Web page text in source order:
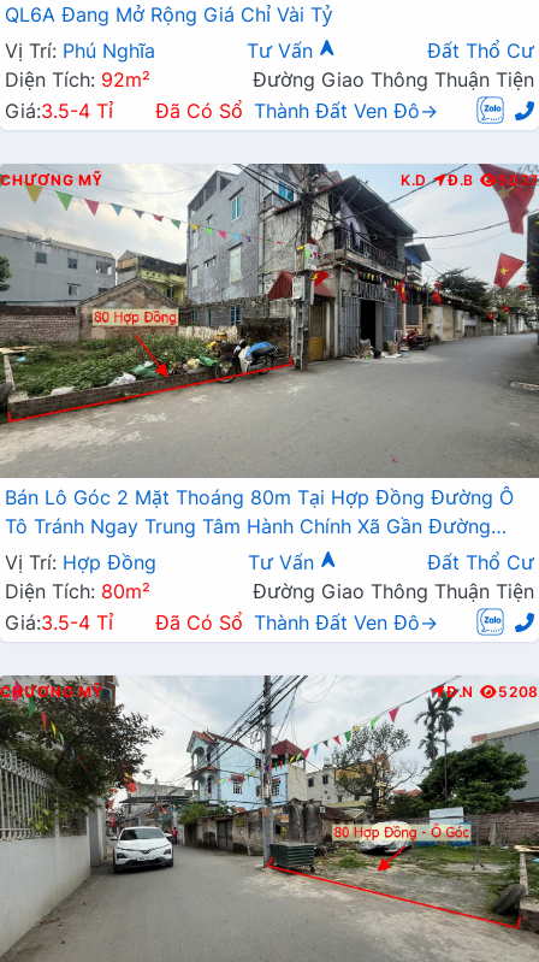
QL6A Đang Mở Rộng Giá Chỉ Vài Tỷ
Vị Trí: Phú Nghĩa Tư Vấn
Đất Thổ Cư
Diện Tích: 92m²
Đường Giao Thông Thuận Tiện
Giá:3.5-4 Tỉ Đã Có Sổ Thành Đất Ven Đô→
CHƯƠNG MỸ K.D Đ.B 5037
Bán Lô Góc 2 Mặt Thoáng 80m Tại Hợp Đồng Đường Ô
Tô Tránh Ngay Trung Tâm Hành Chính Xã Gần Đường
TL419
Vị Trí: Hợp Đồng Tư Vấn
Đất Thổ Cư
Diện Tích: 80m²
Đường Giao Thông Thuận Tiện
Giá:3.5-4 Tỉ Đã Có Sổ Thành Đất Ven Đô→
CHƯƠNG MỸ Đ.N 5208